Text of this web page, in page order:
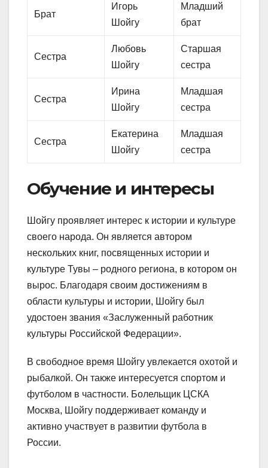
Брат
Игорь
Шойгу
Младший
брат
Сестра
Любовь
Шойгу
Старшая
сестра
Сестра
Ирина
Шойгу
Младшая
сестра
Сестра
Екатерина
Шойгу
Младшая
сестра
Обучение и интересы
Шойгу проявляет интерес к истории и культуре
своего народа. Он является автором
нескольких книг, посвященных истории и
культуре Тувы – родного региона, в котором он
вырос. Благодаря своим достижениям в
области культуры и истории, Шойгу был
удостоен звания «Заслуженный работник
культуры Российской Федерации».
В свободное время Шойгу увлекается охотой и
рыбалкой. Он также интересуется спортом и
футболом в частности. Болельщик ЦСКА
Москва, Шойгу поддерживает команду и
активно участвует в развитии футбола в
России.